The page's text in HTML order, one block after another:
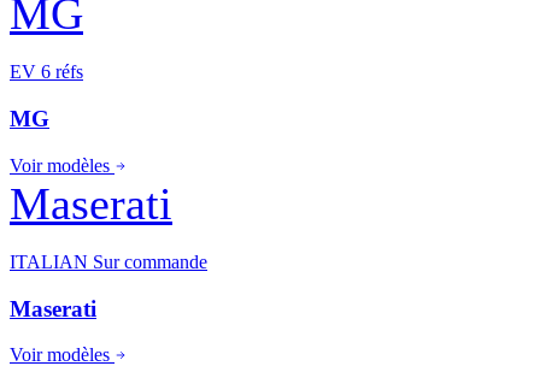
MG
EV 6 réfs
MG
Voir modèles
Maserati
ITALIAN Sur commande
Maserati
Voir modèles